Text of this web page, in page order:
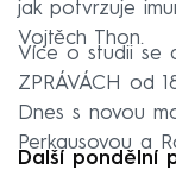
jak potvrzuje
Vojtěch Thon.
Více o studii se
ZPRÁVÁCH od
Dnes s novou
Perkausovou a
Další pondělní